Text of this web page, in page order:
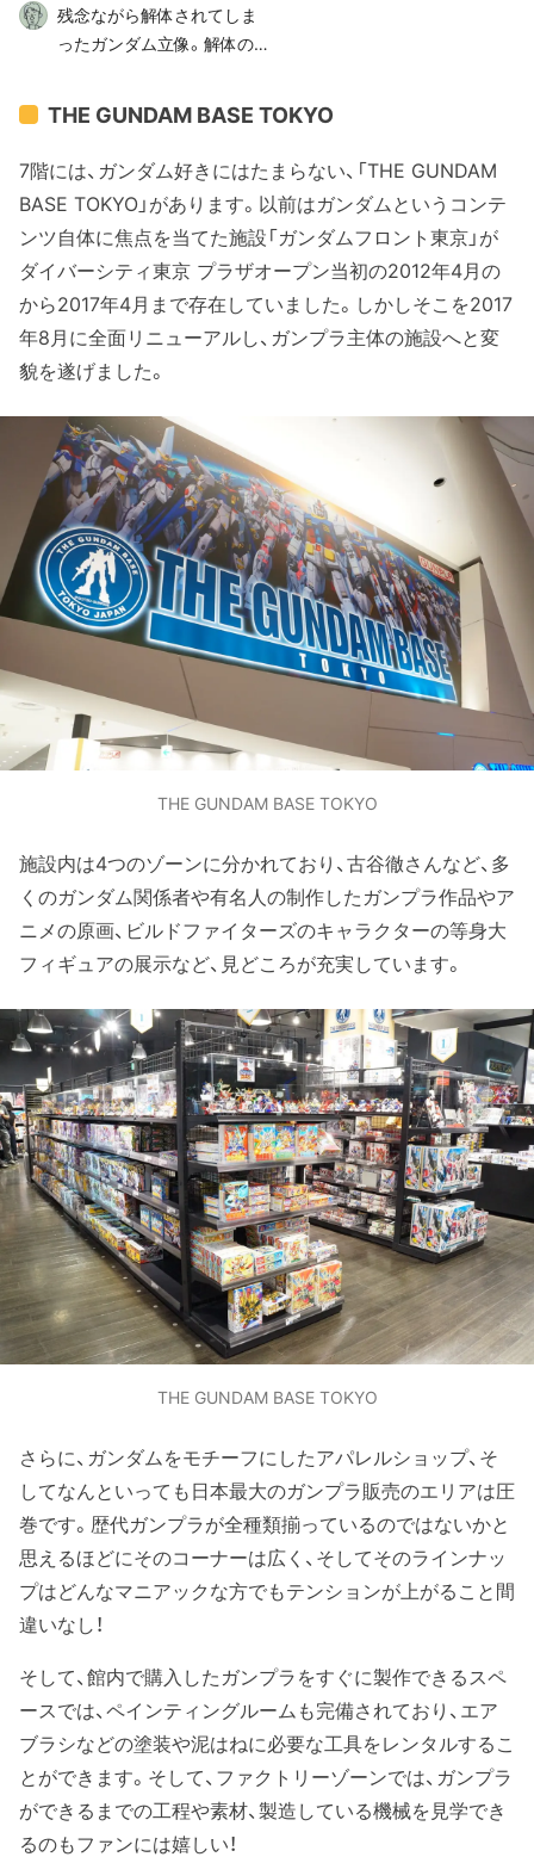
７F 残念ながら解体されてしま
ったガンダム立像。解体のさ
とから、ファンの間で「わか
ってるなぁ」と評判だったの
がいい記憶に新しいところ
です。ジオングの頭部と相打
ちになる、いわゆるレストシ
ューティングですね。
THE GUNDAM BASE TOKYO
7階には、ガンダム好きにはたまらない、「THE GUNDAM
BASE TOKYO」があります。以前はガンダムというコンテ
ンツ自体に焦点を当てた施設「ガンダムフロント東京」が
ダイバーシティ東京 プラザオープン当初の2012年4月の
から2017年4月まで存在していました。しかしそこを2017
年8月に全面リニューアルし、ガンプラ主体の施設へと変
貌を遂げました。
THE GUNDAM BASE TOKYO
施設内は4つのゾーンに分かれており、古谷徹さんなど、多
くのガンダム関係者や有名人の制作したガンプラ作品やア
ニメの原画、ビルドファイターズのキャラクターの等身大
フィギュアの展示など、見どころが充実しています。
THE GUNDAM BASE TOKYO
さらに、ガンダムをモチーフにしたアパレルショップ、そ
してなんといっても日本最大のガンプラ販売のエリアは圧
巻です。歴代ガンプラが全種類揃っているのではないかと
思えるほどにそのコーナーは広く、そしてそのラインナッ
プはどんなマニアックな方でもテンションが上がること間
違いなし！
そして、館内で購入したガンプラをすぐに製作できるスペ
ースでは、ペインティングルームも完備されており、エア
ブラシなどの塗装や泥はねに必要な工具をレンタルするこ
とができます。そして、ファクトリーゾーンでは、ガンプラ
ができるまでの工程や素材、製造している機械を見学でき
るのもファンには嬉しい！